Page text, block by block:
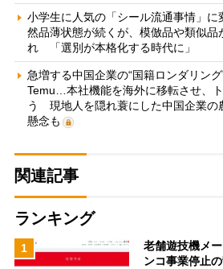
小学生に人気の「シール流通事情」
然品薄状態が続くが、模倣品や類似品
れ 「選別が本格化する時代に」
急増する中国企業の“国籍ロンダリン
Temu…本社機能を海外に移転させ、
う 現地人を隠れ蓑にした中国企業の
懸念も
関連記事
ランキング
1
老舗遊技機メ
ンコ事業停止